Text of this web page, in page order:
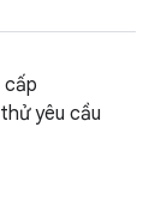
cấp
yêu cầu